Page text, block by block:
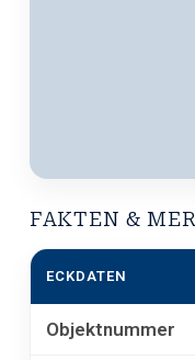
FAKTEN &
ECKDATEN
Objektnummer